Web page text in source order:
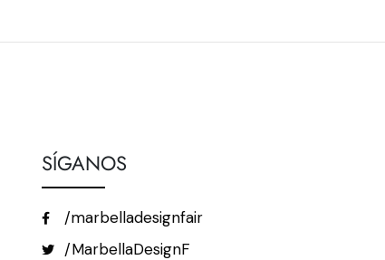
SÍGANOS
/marbelladesignfair
/MarbellaDesignF